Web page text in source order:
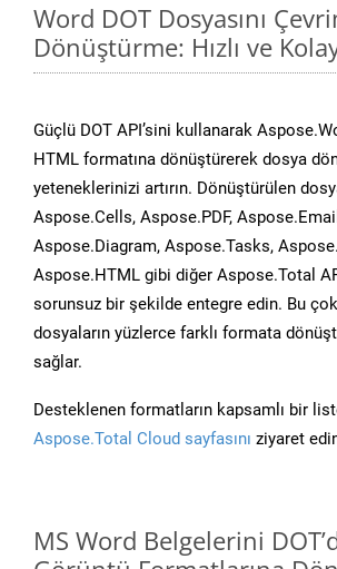
Word DOT Dosyasını
Dönüştürme: Hızlı ve
Güçlü DOT API’sini kullanarak
HTML formatına dönüştürerek dosya
yeteneklerinizi artırın. Dönüştürülen
Aspose.Cells, Aspose.PDF,
Aspose.Diagram, Aspose.Tasks,
Aspose.HTML gibi diğer Aspose.Total
sorunsuz bir şekilde entegre edin. Bu
dosyaların yüzlerce farklı formata
sağlar.
Desteklenen formatların kapsamlı bir
Aspose.Total Cloud sayfasını ziyaret
MS Word Belgelerini